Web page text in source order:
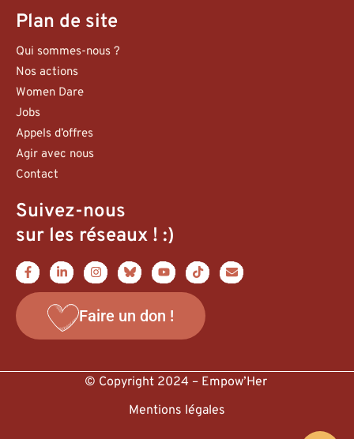
Plan de site
Qui sommes-nous ?
Nos actions
Women Dare
Jobs
Appels d’offres
Agir avec nous
Contact
Suivez-nous
sur les réseaux ! :)
Faire un don !
© Copyright 2024 – Empow’Her
Mentions légales